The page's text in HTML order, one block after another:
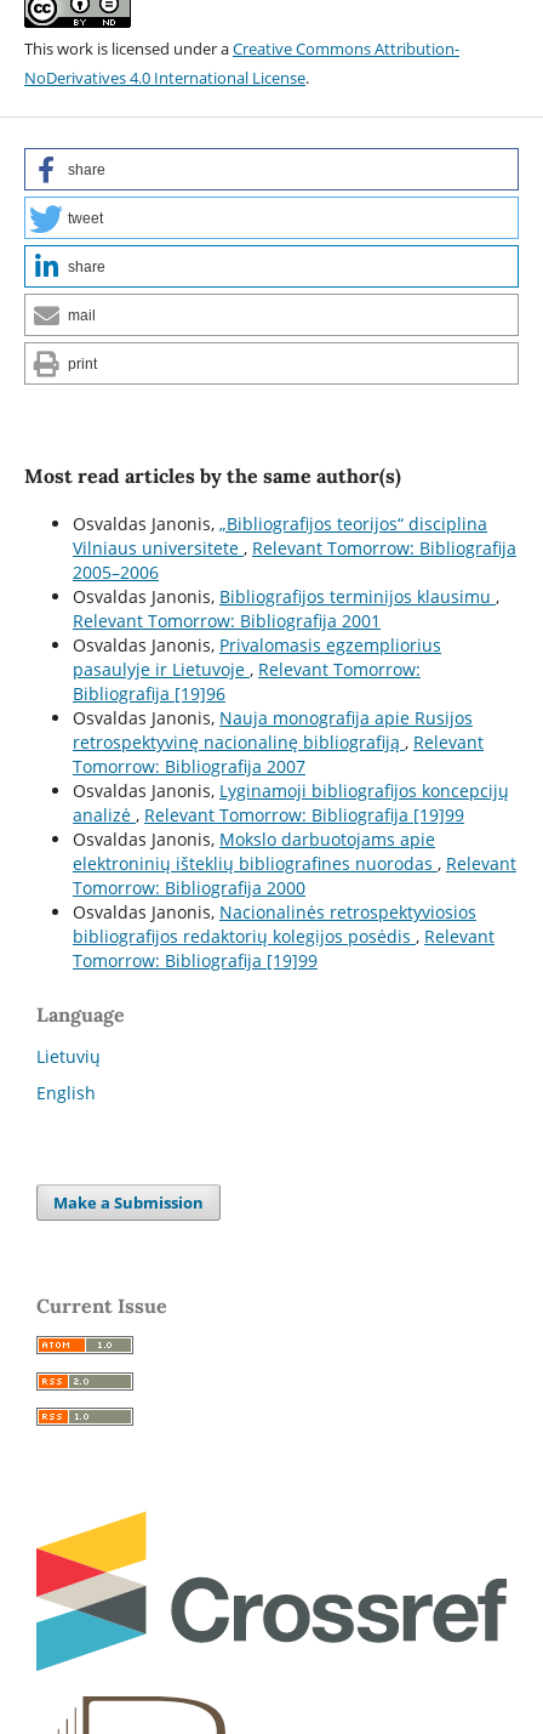
This work is licensed under aCreative Commons Attribution-
NoDerivatives 4.0 International License.
share
tweet
share
mail
print
Most read articles by the same author(s)
Osvaldas Janonis, „Bibliografijos teorijos“ disciplina
Vilniaus universitete , Relevant Tomorrow: Bibliografija
2005–2006
Osvaldas Janonis, Bibliografijos terminijos klausimu ,
Relevant Tomorrow: Bibliografija 2001
Osvaldas Janonis, Privalomasis egzempliorius
pasaulyje ir Lietuvoje , Relevant Tomorrow:
Bibliografija [19]96
Osvaldas Janonis, Nauja monografija apie Rusijos
retrospektyvinę nacionalinę bibliografiją , Relevant
Tomorrow: Bibliografija 2007
Osvaldas Janonis, Lyginamoji bibliografijos koncepcijų
analizė , Relevant Tomorrow: Bibliografija [19]99
Osvaldas Janonis, Mokslo darbuotojams apie
elektroninių išteklių bibliografines nuorodas , Relevant
Tomorrow: Bibliografija 2000
Osvaldas Janonis, Nacionalinės retrospektyviosios
bibliografijos redaktorių kolegijos posėdis , Relevant
Tomorrow: Bibliografija [19]99
Language
Lietuvių
English
Make a Submission
Current Issue